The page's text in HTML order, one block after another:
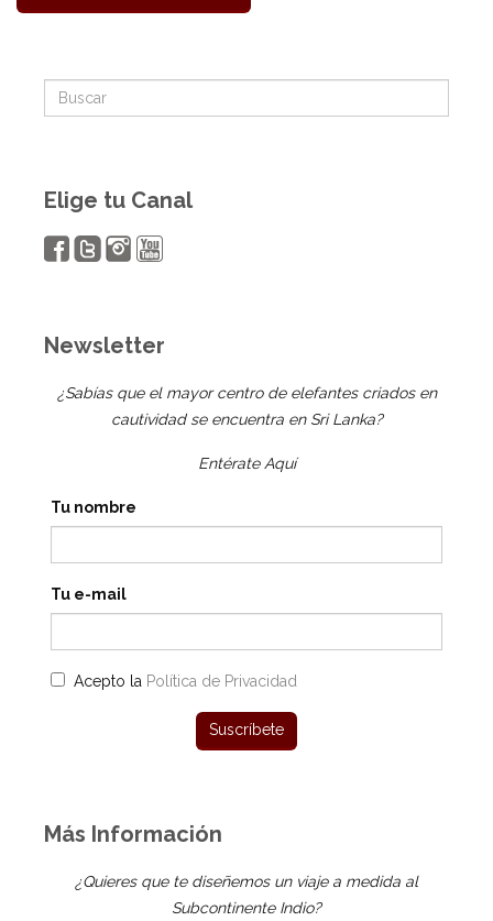
Elige tu Canal
Newsletter
¿Sabías que el mayor centro de elefantes criados en
cautividad se encuentra en Sri Lanka?
Entérate Aquí
Tu nombre
Tu e-mail
Acepto la Política de Privacidad
Más Información
¿Quieres que te diseñemos un viaje a medida al
Subcontinente Indio?